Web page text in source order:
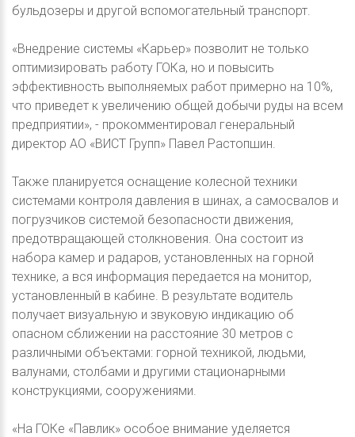
бульдозеры и другой вспомогательный транспорт.
«Внедрение системы «Карьер» позволит не только
оптимизировать работу ГОКа, но и повысить
эффективность выполняемых работ примерно на 10%,
что приведет к увеличению общей добычи руды на всем
предприятии», - прокомментировал генеральный
директор АО «ВИСТ Групп» Павел Растопшин.
Также планируется оснащение колесной техники
системами контроля давления в шинах, а самосвалов и
погрузчиков системой безопасности движения,
предотвращающей столкновения. Она состоит из
набора камер и радаров, установленных на горной
технике, а вся информация передается на монитор,
установленный в кабине. В результате водитель
получает визуальную и звуковую индикацию об
опасном сближении на расстояние 30 метров с
различными объектами: горной техникой, людьми,
валунами, столбами и другими стационарными
конструкциями, сооружениями.
«На ГОКе «Павлик» особое внимание уделяется